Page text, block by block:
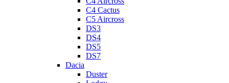
C4 Cactus
C5 Aircross
DS3
DS4
DS5
DS7
Dacia
Duster